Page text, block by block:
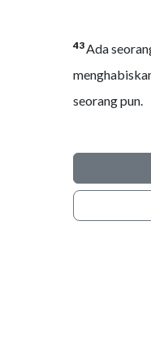
43Ada
seorang pun.